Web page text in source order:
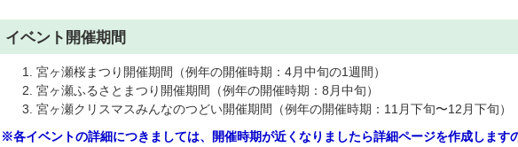
イベント開催期間
宮ヶ瀬桜まつり開催期間（例年の開催時期：4月中旬の1週間）
宮ヶ瀬ふるさとまつり開催期間（例年の開催時期：8月中旬）
宮ヶ瀬クリスマスみんなのつどい開催期間（例年の開催時期：11月下旬〜12月下旬）
※各イベントの詳細につきましては、開催時期が近くなりましたら詳細ページを作成します